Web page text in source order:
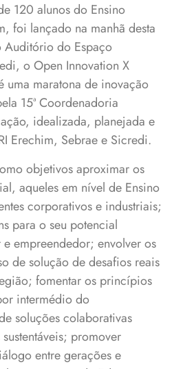
120 alunos do Ensino
foi lançado na manhã desta
Auditório do Espaço
o Open Innovation X
maratona de inovação
15ª Coordenadoria
idealizada, planejada e
Erechim, Sebrae e Sicredi.
objetivos aproximar os
aqueles em nível de Ensino
corporativos e industriais;
para o seu potencial
empreendedor; envolver os
de solução de desafios reais
fomentar os princípios
intermédio do
soluções colaborativas
promover
entre gerações e